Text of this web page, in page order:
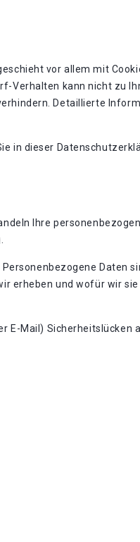
vor allem mit
Verhalten kann nicht zu
Detaillierte
in dieser
Ihre
Daten
erheben und wofür wir
E-Mail) Sicherheitslücken